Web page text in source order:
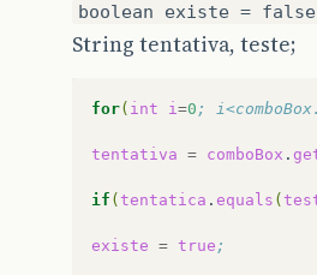
boolean existe = false
String tentativa, teste;
for( int i=0 ;
tentativa = comboBox .
if ( tentatica . equals (
existe = true ;